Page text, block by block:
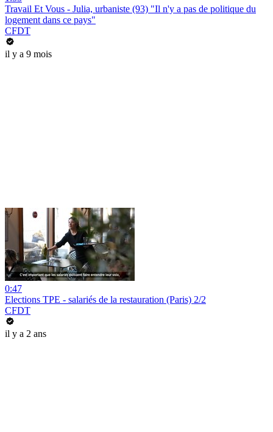
Travail Et Vous - Julia, urbaniste (93) "Il n'y a pas de politique du
logement dans ce pays"
CFDT
il y a 9 mois
0:47
Elections TPE - salariés de la restauration (Paris) 2/2
CFDT
il y a 2 ans